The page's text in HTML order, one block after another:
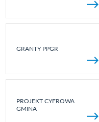
GRANTY PPGR
PROJEKT CYFROWA
GMINA